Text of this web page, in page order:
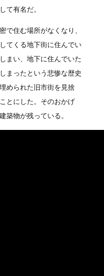
て有名だ。
で住む場所がなくなり、
てくる地下街に住んでい
まい、地下に住んでいた
まったという悲惨な歴史
められた旧市街を見捨
とにした。そのおかげ
築物が残っている。